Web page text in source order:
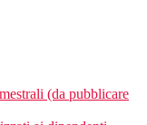
(da pubblicare